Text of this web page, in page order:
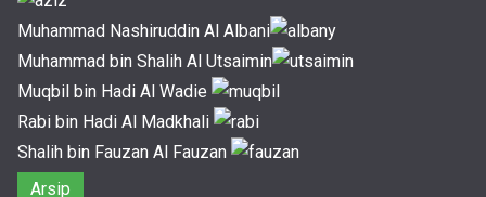
Muhammad Nashiruddin Al Albani
Muhammad bin Shalih Al Utsaimin
Muqbil bin Hadi Al Wadie
Rabi bin Hadi Al Madkhali
Shalih bin Fauzan Al Fauzan
Arsip